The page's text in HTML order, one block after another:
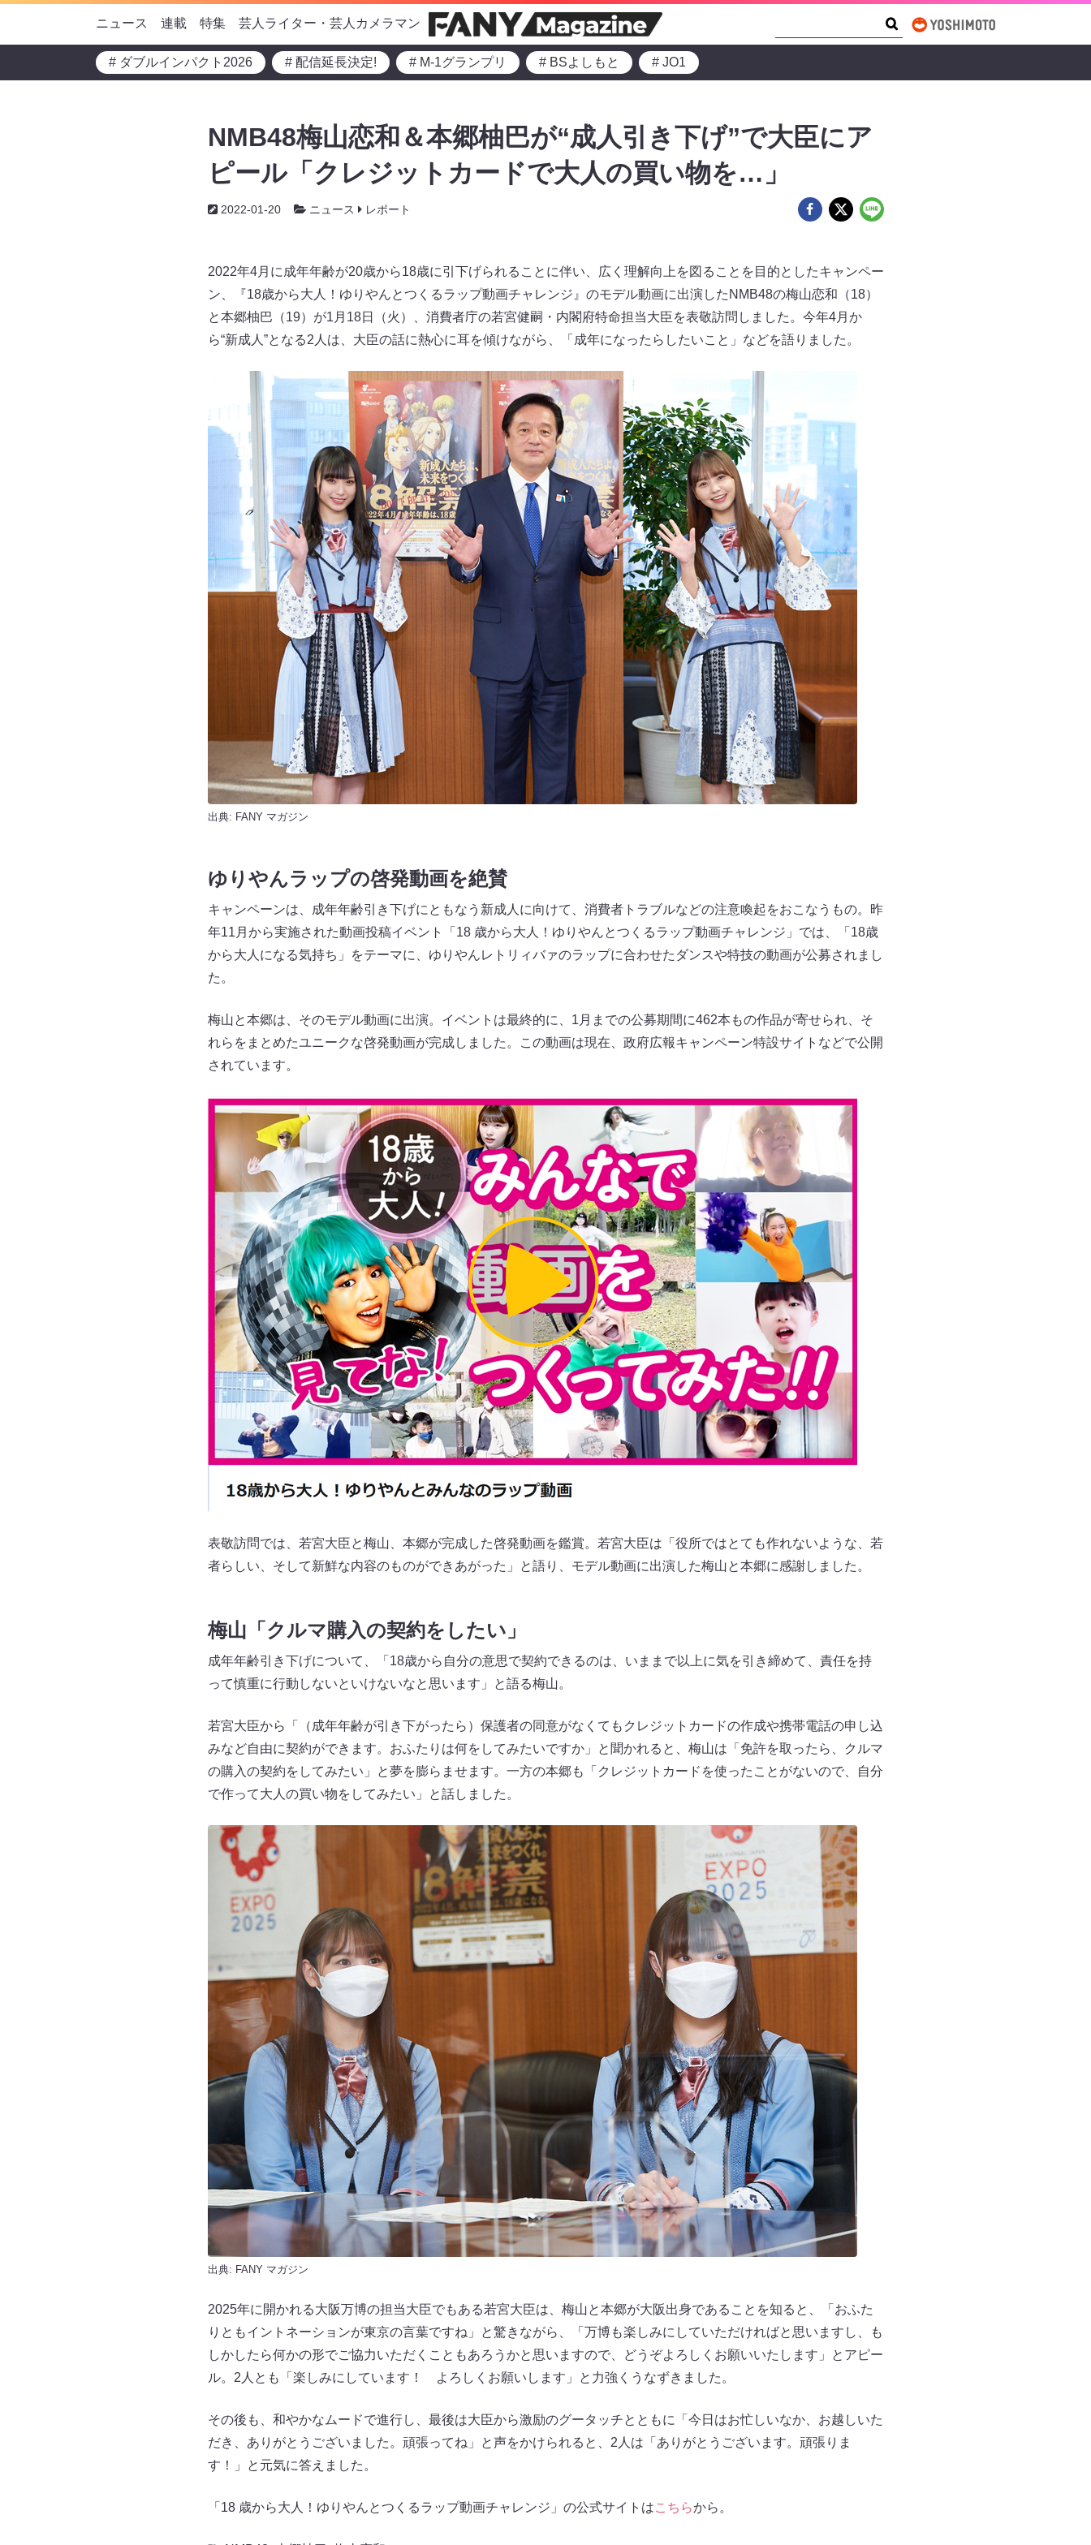
ニュース 連載 特集 芸人ライター・芸人カメラマン
# ダブルインパクト2026 # 配信延長決定! # M-1グランプリ # BSよしもと # JO1
NMB48梅山恋和＆本郷柚巴が“成人引き下げ”で大臣にア
ピール「クレジットカードで大人の買い物を…」
2022-01-20 ニュース レポート
2022年4月に成年年齢が20歳から18歳に引下げられることに伴い、広く理解向上を図ることを目的としたキャンペー
ン、『18歳から大人！ゆりやんとつくるラップ動画チャレンジ』のモデル動画に出演したNMB48の梅山恋和（18）
と本郷柚巴（19）が1月18日（火）、消費者庁の若宮健嗣・内閣府特命担当大臣を表敬訪問しました。今年4月か
ら“新成人”となる2人は、大臣の話に熱心に耳を傾けながら、「成年になったらしたいこと」などを語りました。
出典: FANY マガジン
ゆりやんラップの啓発動画を絶賛
キャンペーンは、成年年齢引き下げにともなう新成人に向けて、消費者トラブルなどの注意喚起をおこなうもの。昨
年11月から実施された動画投稿イベント「18 歳から大人！ゆりやんとつくるラップ動画チャレンジ」では、「18歳
から大人になる気持ち」をテーマに、ゆりやんレトリィバァのラップに合わせたダンスや特技の動画が公募されまし
た。
梅山と本郷は、そのモデル動画に出演。イベントは最終的に、1月までの公募期間に462本もの作品が寄せられ、そ
れらをまとめたユニークな啓発動画が完成しました。この動画は現在、政府広報キャンペーン特設サイトなどで公開
されています。
表敬訪問では、若宮大臣と梅山、本郷が完成した啓発動画を鑑賞。若宮大臣は「役所ではとても作れないような、若
者らしい、そして新鮮な内容のものができあがった」と語り、モデル動画に出演した梅山と本郷に感謝しました。
梅山「クルマ購入の契約をしたい」
成年年齢引き下げについて、「18歳から自分の意思で契約できるのは、いままで以上に気を引き締めて、責任を持
って慎重に行動しないといけないなと思います」と語る梅山。
若宮大臣から「（成年年齢が引き下がったら）保護者の同意がなくてもクレジットカードの作成や携帯電話の申し込
みなど自由に契約ができます。おふたりは何をしてみたいですか」と聞かれると、梅山は「免許を取ったら、クルマ
の購入の契約をしてみたい」と夢を膨らませます。一方の本郷も「クレジットカードを使ったことがないので、自分
で作って大人の買い物をしてみたい」と話しました。
出典: FANY マガジン
2025年に開かれる大阪万博の担当大臣でもある若宮大臣は、梅山と本郷が大阪出身であることを知ると、「おふた
りともイントネーションが東京の言葉ですね」と驚きながら、「万博も楽しみにしていただければと思いますし、も
しかしたら何かの形でご協力いただくこともあろうかと思いますので、どうぞよろしくお願いいたします」とアピー
ル。2人とも「楽しみにしています！ よろしくお願いします」と力強くうなずきました。
その後も、和やかなムードで進行し、最後は大臣から激励のグータッチとともに「今日はお忙しいなか、お越しいた
だき、ありがとうございました。頑張ってね」と声をかけられると、2人は「ありがとうございます。頑張りま
す！」と元気に答えました。
「18 歳から大人！ゆりやんとつくるラップ動画チャレンジ」の公式サイトはこちらから。